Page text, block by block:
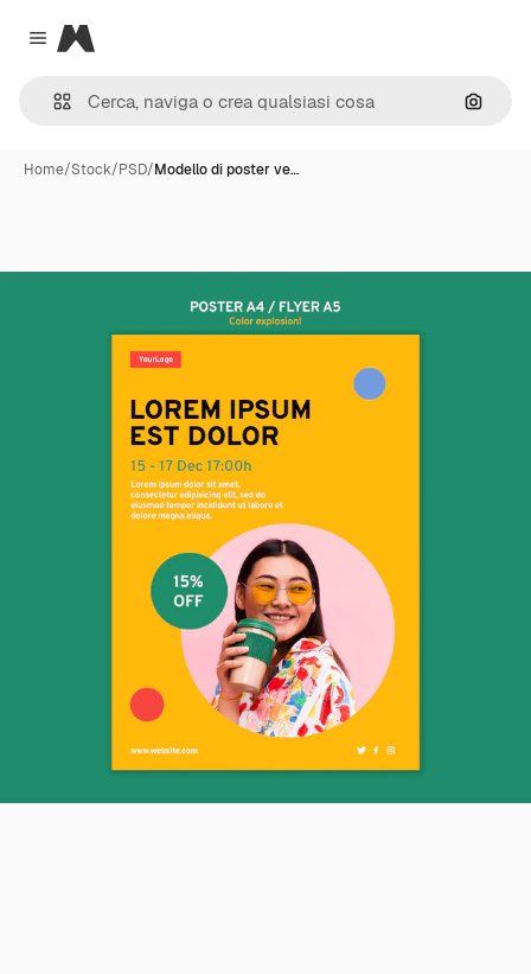
Close menu
Magnific
Cerca
Home/Stock/PSD/Modello di poster ve…